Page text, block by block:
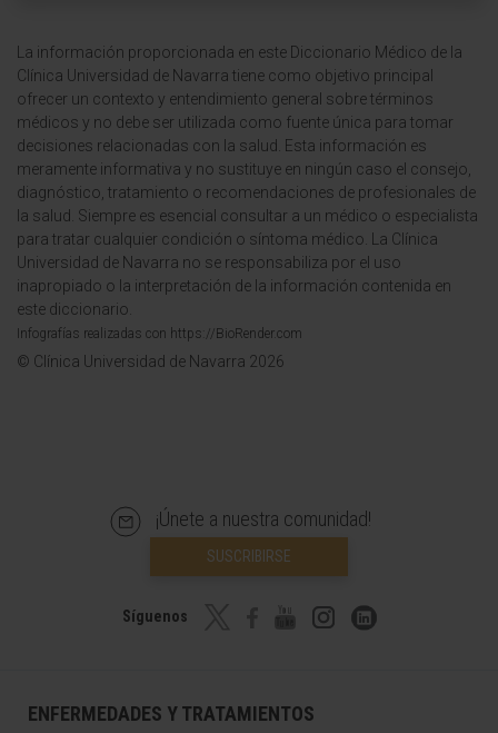
La información proporcionada en este Diccionario Médico de la
Clínica Universidad de Navarra tiene como objetivo principal
ofrecer un contexto y entendimiento general sobre términos
médicos y no debe ser utilizada como fuente única para tomar
decisiones relacionadas con la salud. Esta información es
meramente informativa y no sustituye en ningún caso el consejo,
diagnóstico, tratamiento o recomendaciones de profesionales de
la salud. Siempre es esencial consultar a un médico o especialista
para tratar cualquier condición o síntoma médico. La Clínica
Universidad de Navarra no se responsabiliza por el uso
inapropiado o la interpretación de la información contenida en
este diccionario.
Infografías realizadas con https://BioRender.com
© Clínica Universidad de Navarra 2026
¡Únete a nuestra comunidad!
SUSCRIBIRSE
Síguenos
ENFERMEDADES Y TRATAMIENTOS